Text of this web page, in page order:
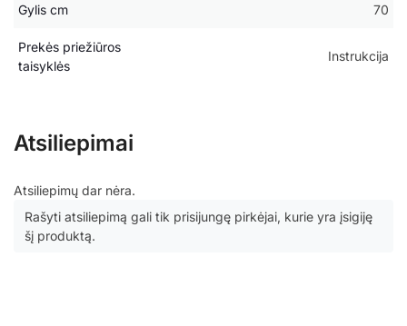
Gylis cm 70
Prekės priežiūros
taisyklės
Instrukcija
Atsiliepimai
Atsiliepimų dar nėra.
Rašyti atsiliepimą gali tik prisijungę pirkėjai, kurie yra įsigiję
šį produktą.